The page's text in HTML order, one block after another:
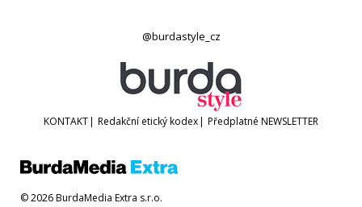
@burdastyle_cz
KONTAKT| Redakční etický kodex| Předplatné NEWSLETTER
© 2026 BurdaMedia Extra s.r.o.